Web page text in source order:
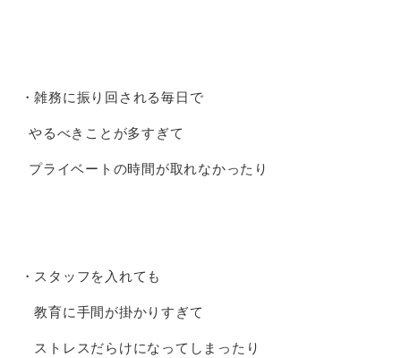
・雑務に振り回される毎日で
やるべきことが多すぎて
プライベートの時間が取れなかったり
・スタッフを入れても
教育に手間が掛かりすぎて
ストレスだらけになってしまったり